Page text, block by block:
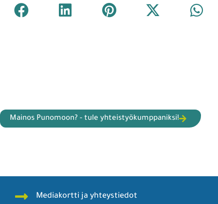
Mainos Punomoon? - tule yhteistyökumppaniksi!
Mediakortti ja yhteystiedot